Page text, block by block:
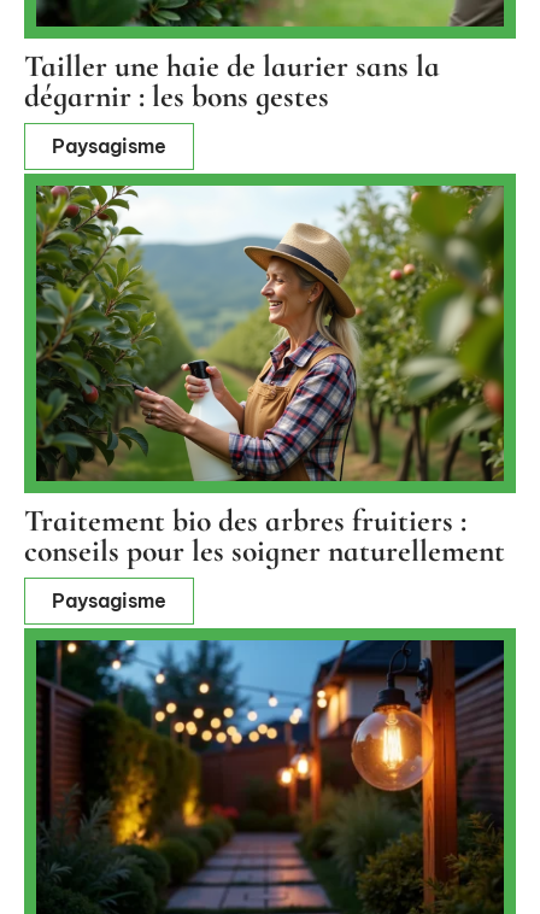
Tailler une haie de laurier sans la
dégarnir : les bons gestes
Paysagisme
Traitement bio des arbres fruitiers :
conseils pour les soigner naturellement
Paysagisme